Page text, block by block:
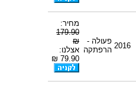
2016
פעולה -
הרפתקה
מחיר:
179.90
₪
אצלנו:
79.90 ₪